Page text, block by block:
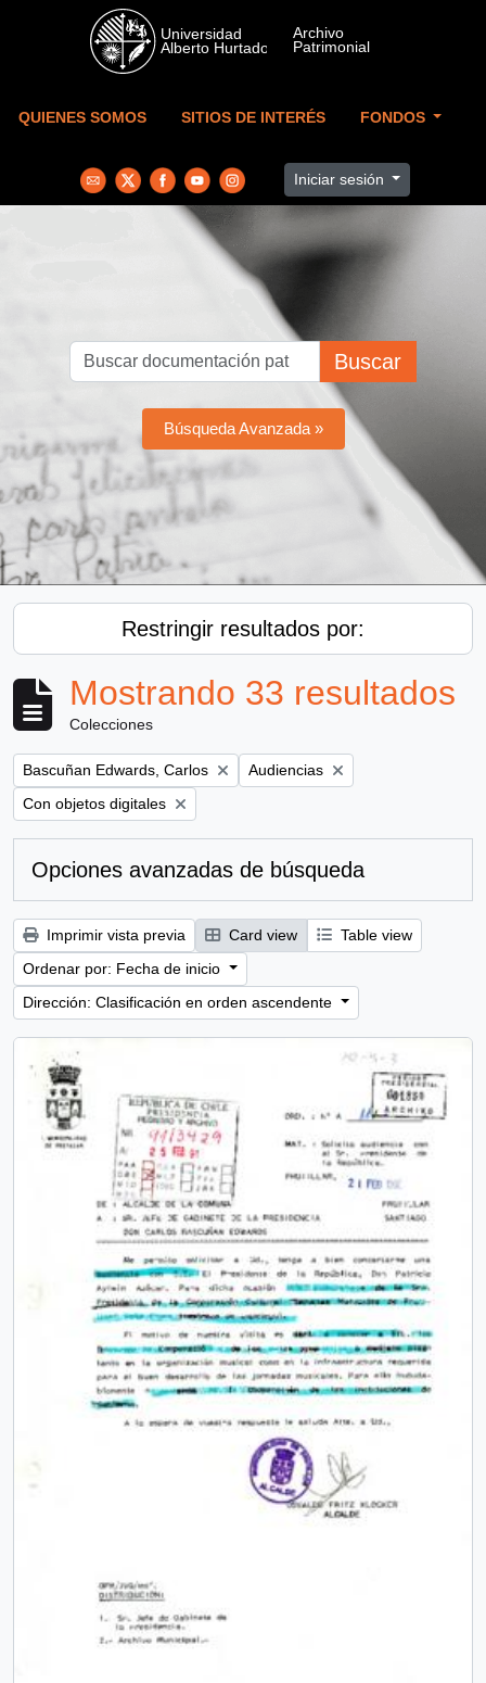
Skip to main content
QUIENES SOMOS SITIOS DE INTERÉS FONDOS
Iniciar sesión
Buscar
Búsqueda Avanzada »
Restringir resultados por:
Mostrando 33 resultados
Colecciones
Remove filter:
Bascuñan Edwards, Carlos Remove filter:
Audiencias
Remove filter:
Con objetos digitales
Opciones avanzadas de búsqueda
Imprimir vista previa Card view
Table view
Ordenar por: Fecha de inicio
Dirección: Clasificación en orden ascendente